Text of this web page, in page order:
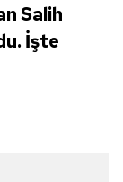
Salih
İşte